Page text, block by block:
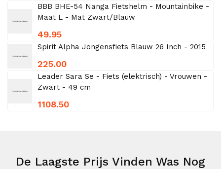
BBB BHE-54 Nanga Fietshelm - Mountainbike -
Maat L - Mat Zwart/Blauw
49.95
Spirit Alpha Jongensfiets Blauw 26 Inch - 2015
225.00
Leader Sara Se - Fiets (elektrisch) - Vrouwen -
Zwart - 49 cm
1108.50
De Laagste Prijs Vinden Was Nog